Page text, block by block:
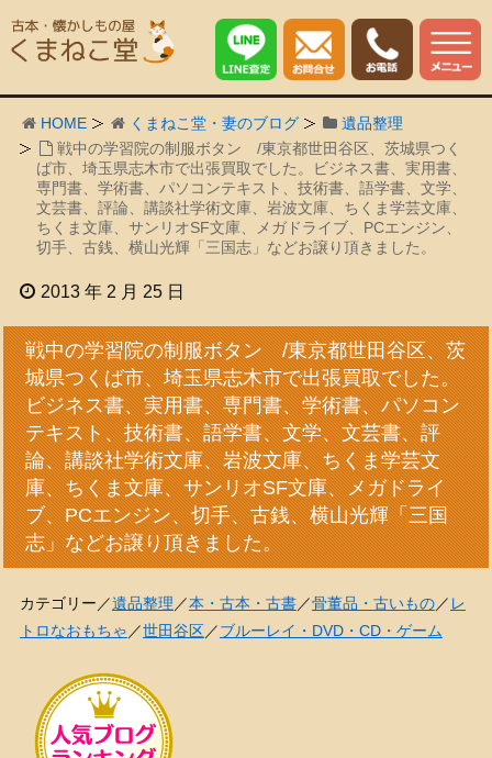
HOME くまねこ堂・妻のブログ
遺品整理
戦中の学習院の制服ボタン /東京都世田谷区、茨城県つく
ば市、埼玉県志木市で出張買取でした。ビジネス書、実用書、
専門書、学術書、パソコンテキスト、技術書、語学書、文学、
文芸書、評論、講談社学術文庫、岩波文庫、ちくま学芸文庫、
ちくま文庫、サンリオSF文庫、メガドライブ、PCエンジン、
切手、古銭、横山光輝「三国志」などお譲り頂きました。
2013 年 2 月 25 日
戦中の学習院の制服ボタン /東京都世田谷区、茨
城県つくば市、埼玉県志木市で出張買取でした。
ビジネス書、実用書、専門書、学術書、パソコン
テキスト、技術書、語学書、文学、文芸書、評
論、講談社学術文庫、岩波文庫、ちくま学芸文
庫、ちくま文庫、サンリオSF文庫、メガドライ
ブ、PCエンジン、切手、古銭、横山光輝「三国
志」などお譲り頂きました。
カテゴリー／遺品整理／本・古本・古書／骨董品・古いもの／ レ
トロなおもちゃ／世田谷区／ブルーレイ・DVD・CD・ゲーム